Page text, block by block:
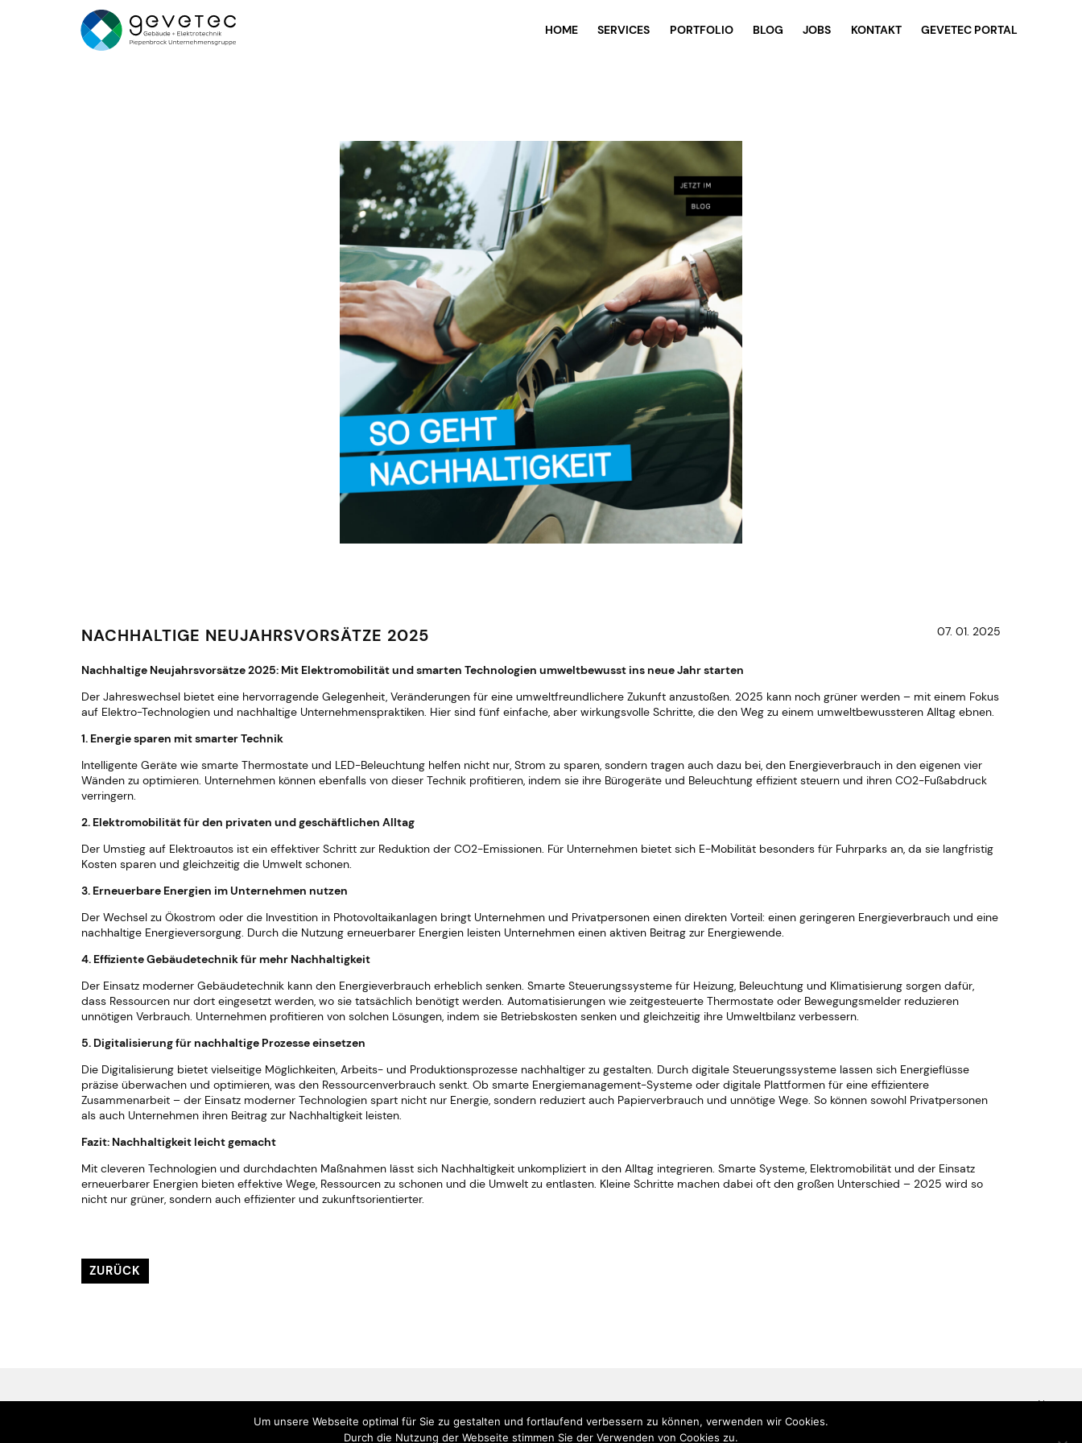
HOME SERVICES PORTFOLIO BLOG JOBS KONTAKT GEVETEC PORTAL
NACHHALTIGE NEUJAHRSVORSÄTZE 2025
Nachhaltige Neujahrsvorsätze 2025: Mit Elektromobilität und smarten Technologien umweltbewusst ins neue Jahr starten
Der Jahreswechsel bietet eine hervorragende Gelegenheit, Veränderungen für eine umweltfreundlichere Zukunft anzustoßen. 2025 kann noch grüner werden – mit einem Fokus
auf Elektro-Technologien und nachhaltige Unternehmenspraktiken. Hier sind fünf einfache, aber wirkungsvolle Schritte, die den Weg zu einem umweltbewussteren Alltag ebnen.
1. Energie sparen mit smarter Technik
Intelligente Geräte wie smarte Thermostate und LED-Beleuchtung helfen nicht nur, Strom zu sparen, sondern tragen auch dazu bei, den Energieverbrauch in den eigenen vier
Wänden zu optimieren. Unternehmen können ebenfalls von dieser Technik profitieren, indem sie ihre Bürogeräte und Beleuchtung effizient steuern und ihren CO2-Fußabdruck
verringern.
2. Elektromobilität für den privaten und geschäftlichen Alltag
Der Umstieg auf Elektroautos ist ein effektiver Schritt zur Reduktion der CO2-Emissionen. Für Unternehmen bietet sich E-Mobilität besonders für Fuhrparks an, da sie langfristig
Kosten sparen und gleichzeitig die Umwelt schonen.
3. Erneuerbare Energien im Unternehmen nutzen
Der Wechsel zu Ökostrom oder die Investition in Photovoltaikanlagen bringt Unternehmen und Privatpersonen einen direkten Vorteil: einen geringeren Energieverbrauch und eine
nachhaltige Energieversorgung. Durch die Nutzung erneuerbarer Energien leisten Unternehmen einen aktiven Beitrag zur Energiewende.
4. Effiziente Gebäudetechnik für mehr Nachhaltigkeit
Der Einsatz moderner Gebäudetechnik kann den Energieverbrauch erheblich senken. Smarte Steuerungssysteme für Heizung, Beleuchtung und Klimatisierung sorgen dafür,
dass Ressourcen nur dort eingesetzt werden, wo sie tatsächlich benötigt werden. Automatisierungen wie zeitgesteuerte Thermostate oder Bewegungsmelder reduzieren
unnötigen Verbrauch. Unternehmen profitieren von solchen Lösungen, indem sie Betriebskosten senken und gleichzeitig ihre Umweltbilanz verbessern.
5. Digitalisierung für nachhaltige Prozesse einsetzen
Die Digitalisierung bietet vielseitige Möglichkeiten, Arbeits- und Produktionsprozesse nachhaltiger zu gestalten. Durch digitale Steuerungssysteme lassen sich Energieflüsse
präzise überwachen und optimieren, was den Ressourcenverbrauch senkt. Ob smarte Energiemanagement-Systeme oder digitale Plattformen für eine effizientere
Zusammenarbeit – der Einsatz moderner Technologien spart nicht nur Energie, sondern reduziert auch Papierverbrauch und unnötige Wege. So können sowohl Privatpersonen
als auch Unternehmen ihren Beitrag zur Nachhaltigkeit leisten.
Fazit: Nachhaltigkeit leicht gemacht
Mit cleveren Technologien und durchdachten Maßnahmen lässt sich Nachhaltigkeit unkompliziert in den Alltag integrieren. Smarte Systeme, Elektromobilität und der Einsatz
erneuerbarer Energien bieten effektive Wege, Ressourcen zu schonen und die Umwelt zu entlasten. Kleine Schritte machen dabei oft den großen Unterschied – 2025 wird so
nicht nur grüner, sondern auch effizienter und zukunftsorientierter.
07. 01. 2025
ZURÜCK
Home Services Portfolio
Um unsere Webseite optimal für Sie zu gestalten und fortlaufend verbessern zu können, verwenden wir Cookies.
Durch die Nutzung der Webseite stimmen Sie der Verwenden von Cookies zu.